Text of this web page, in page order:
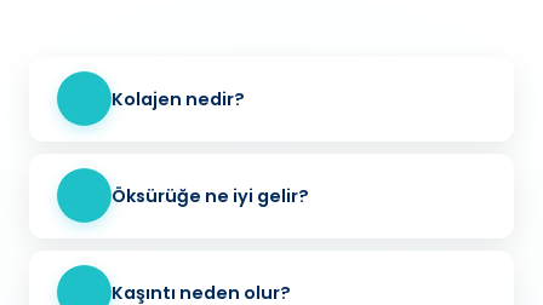
Kolajen nedir?
Öksürüğe ne iyi gelir?
Kaşıntı neden olur?